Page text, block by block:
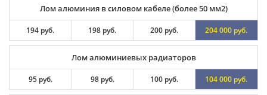
Лом алюминия в силовом кабеле (более 50 мм2)
194 руб. 198 руб. 200 руб. 204 000 руб.
Лом алюминиевых радиаторов
95 руб. 98 руб. 100 руб. 104 000 руб.